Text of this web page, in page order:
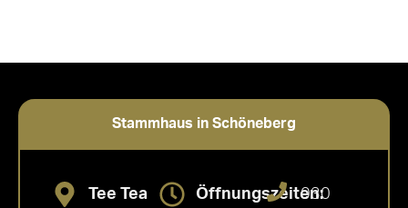
Stammhaus in Schöneberg
Tee Tea
Öffnungszeiten:
030